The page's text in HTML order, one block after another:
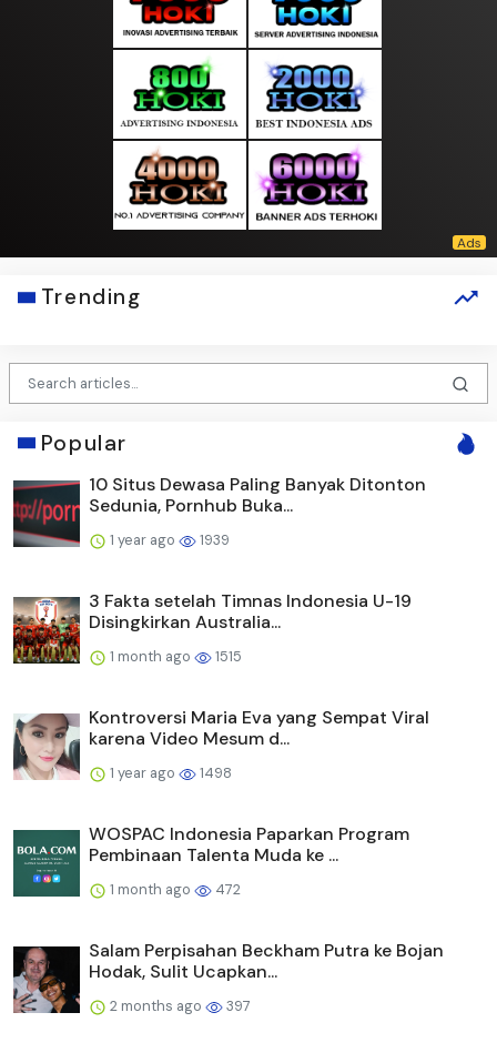
Trending
Popular
10 Situs Dewasa Paling Banyak Ditonton
Sedunia, Pornhub Buka...
1 year ago 1939
3 Fakta setelah Timnas Indonesia U-19
Disingkirkan Australia...
1 month ago 1515
Kontroversi Maria Eva yang Sempat Viral
karena Video Mesum d...
1 year ago 1498
WOSPAC Indonesia Paparkan Program
Pembinaan Talenta Muda ke ...
1 month ago 472
Salam Perpisahan Beckham Putra ke Bojan
Hodak, Sulit Ucapkan...
2 months ago 397